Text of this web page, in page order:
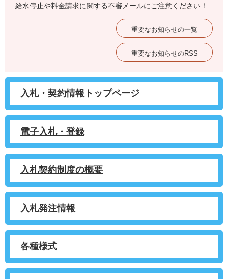
給水停止や料金請求に関する不審メールにご注意ください！
重要なお知らせの一覧
重要なお知らせのRSS
入札・契約情報トップページ
電子入札・登録
入札契約制度の概要
入札発注情報
各種様式